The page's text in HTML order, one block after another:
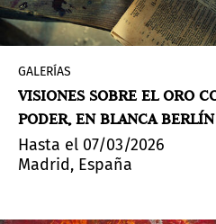
GALERÍAS
VISIONES SOBRE EL ORO
PODER, EN BLANCA BERLÍN
Hasta el 07/03/2026
Madrid, España